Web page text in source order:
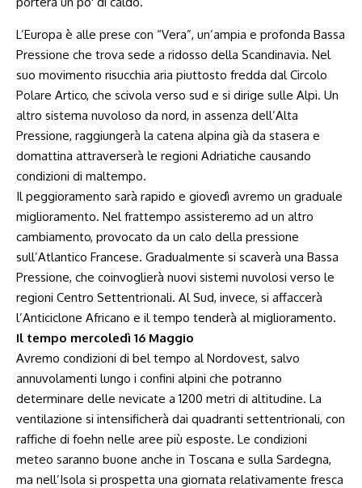
L’Europa è alle prese con “Vera”, un’ampia e profonda Bassa
Pressione che trova sede a ridosso della Scandinavia. Nel
suo movimento risucchia aria piuttosto fredda dal Circolo
Polare Artico, che scivola verso sud e si dirige sulle Alpi. Un
altro sistema nuvoloso da nord, in assenza dell’Alta
Pressione, raggiungerà la catena alpina già da stasera e
domattina attraverserà le regioni Adriatiche causando
condizioni di maltempo.
Il peggioramento sarà rapido e giovedì avremo un graduale
miglioramento. Nel frattempo assisteremo ad un altro
cambiamento, provocato da un calo della pressione
sull’Atlantico Francese. Gradualmente si scaverà una Bassa
Pressione, che coinvoglierà nuovi sistemi nuvolosi verso le
regioni Centro Settentrionali. Al Sud, invece, si affaccerà
l’Anticiclone Africano e il tempo tenderà al miglioramento.
Il tempo mercoledì 16 Maggio
Avremo condizioni di bel tempo al Nordovest, salvo
annuvolamenti lungo i confini alpini che potranno
determinare delle nevicate a 1200 metri di altitudine. La
ventilazione si intensificherà dai quadranti settentrionali, con
raffiche di foehn nelle aree più esposte. Le condizioni
meteo saranno buone anche in Toscana e sulla Sardegna,
ma nell’Isola si prospetta una giornata relativamente fresca